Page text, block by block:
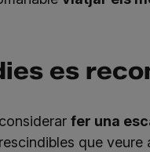
es
fer una
que